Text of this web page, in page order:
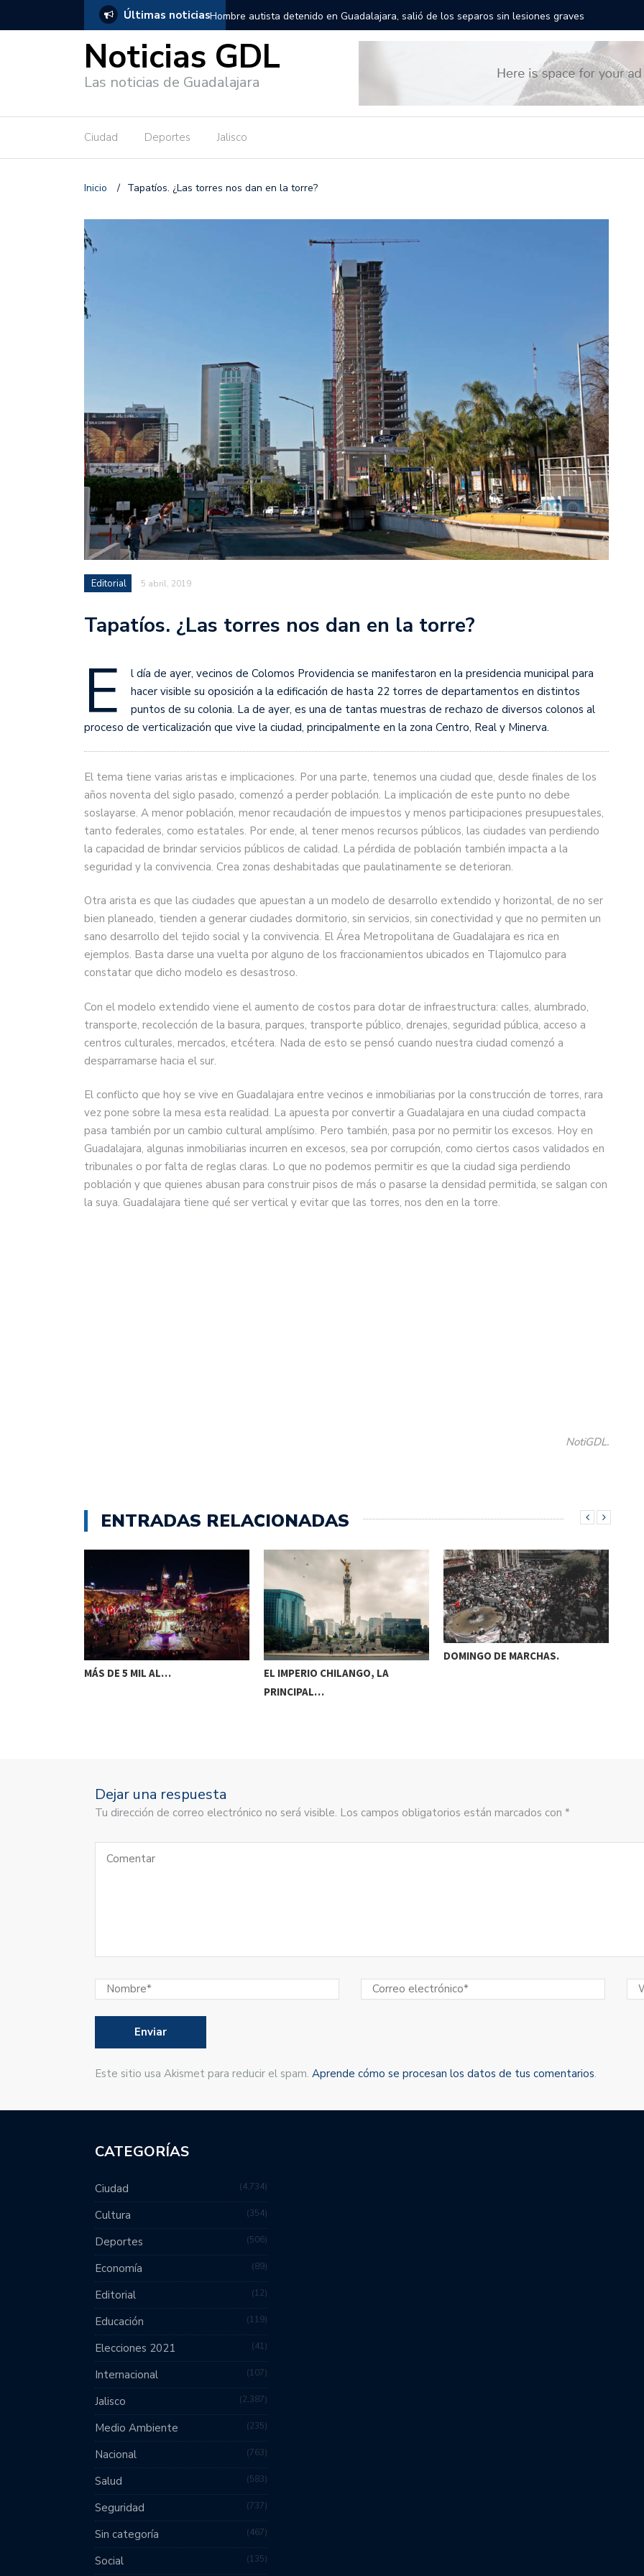
Últimas noticias
salió de los separos sin lesiones graves Títeres gigantes recorrerán las calles de Guadalajara: aparta la fecha Todo
Noticias GDL
Las noticias de Guadalajara
Ciudad Deportes Jalisco
Inicio / Tapatíos. ¿Las torres nos dan en la torre?
Editorial 5 abril, 2019
Tapatíos. ¿Las torres nos dan en la torre?
E
l día de ayer, vecinos de Colomos Providencia se manifestaron en la presidencia municipal para
hacer visible su oposición a la edificación de hasta 22 torres de departamentos en distintos
puntos de su colonia. La de ayer, es una de tantas muestras de rechazo de diversos colonos al
proceso de verticalización que vive la ciudad, principalmente en la zona Centro, Real y Minerva.
El tema tiene varias aristas e implicaciones. Por una parte, tenemos una ciudad que, desde finales de los
años noventa del siglo pasado, comenzó a perder población. La implicación de este punto no debe
soslayarse. A menor población, menor recaudación de impuestos y menos participaciones presupuestales,
tanto federales, como estatales. Por ende, al tener menos recursos públicos, las ciudades van perdiendo
la capacidad de brindar servicios públicos de calidad. La pérdida de población también impacta a la
seguridad y la convivencia. Crea zonas deshabitadas que paulatinamente se deterioran.
Otra arista es que las ciudades que apuestan a un modelo de desarrollo extendido y horizontal, de no ser
bien planeado, tienden a generar ciudades dormitorio, sin servicios, sin conectividad y que no permiten un
sano desarrollo del tejido social y la convivencia. El Área Metropolitana de Guadalajara es rica en
ejemplos. Basta darse una vuelta por alguno de los fraccionamientos ubicados en Tlajomulco para
constatar que dicho modelo es desastroso.
Con el modelo extendido viene el aumento de costos para dotar de infraestructura: calles, alumbrado,
transporte, recolección de la basura, parques, transporte público, drenajes, seguridad pública, acceso a
centros culturales, mercados, etcétera. Nada de esto se pensó cuando nuestra ciudad comenzó a
desparramarse hacia el sur.
El conflicto que hoy se vive en Guadalajara entre vecinos e inmobiliarias por la construcción de torres, rara
vez pone sobre la mesa esta realidad. La apuesta por convertir a Guadalajara en una ciudad compacta
pasa también por un cambio cultural amplísimo. Pero también, pasa por no permitir los excesos. Hoy en
Guadalajara, algunas inmobiliarias incurren en excesos, sea por corrupción, como ciertos casos validados en
tribunales o por falta de reglas claras. Lo que no podemos permitir es que la ciudad siga perdiendo
población y que quienes abusan para construir pisos de más o pasarse la densidad permitida, se salgan con
la suya. Guadalajara tiene qué ser vertical y evitar que las torres, nos den en la torre.
NotiGDL.
ENTRADAS RELACIONADAS
MÁS DE 5 MIL AL…
EL IMPERIO CHILANGO, LA
PRINCIPAL…
DOMINGO DE MARCHAS.
Dejar una respuesta
Tu dirección de correo electrónico no será visible. Los campos obligatorios están marcados con *
Este sitio usa Akismet para reducir el spam. Aprende cómo se procesan los datos de tus comentarios.
CATEGORÍAS
Ciudad 4,734
Cultura 354
Deportes 506
Economía 89
Editorial 12
Educación 119
Elecciones 2021 41
Internacional 107
Jalisco 2,387
Medio Ambiente 235
Nacional 763
Salud 583
Seguridad 737
Sin categoría 467
Social 135